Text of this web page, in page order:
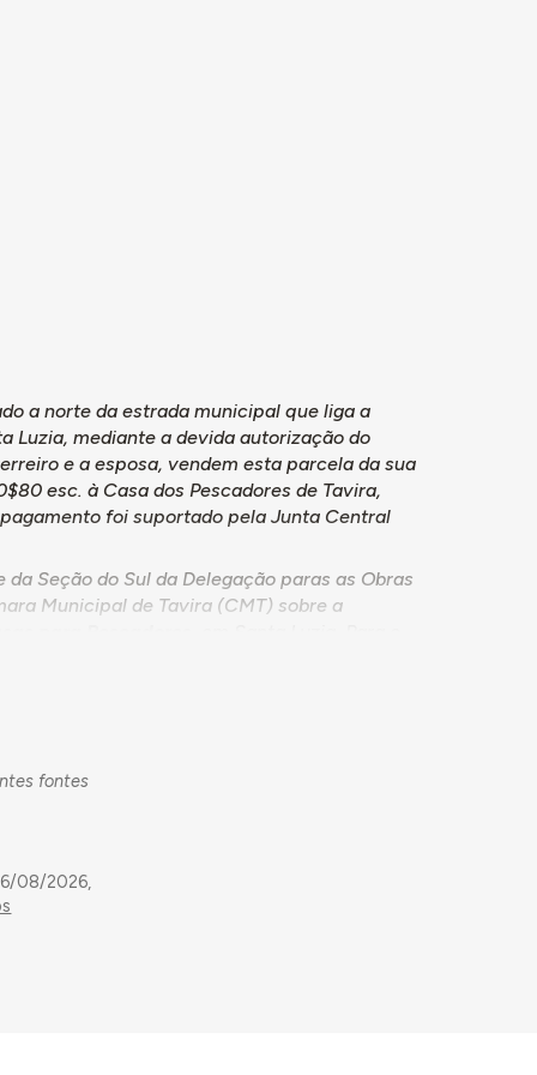
a norte da estrada municipal que liga a
Luzia, mediante a devida autorização do
e a esposa, vendem esta parcela da sua
esc. à Casa dos Pescadores de Tavira,
foi suportado pela Junta Central
Seção do Sul da Delegação paras as Obras
Municipal de Tavira (CMT) sobre a
para Pescadores
de 1 edifício de 4 salas, gémeo em
pelo que mandou levantar nova demarcação
o restante do terreno do proprietário que
sugere que seja pensada uma ação
fontes
08/2026,